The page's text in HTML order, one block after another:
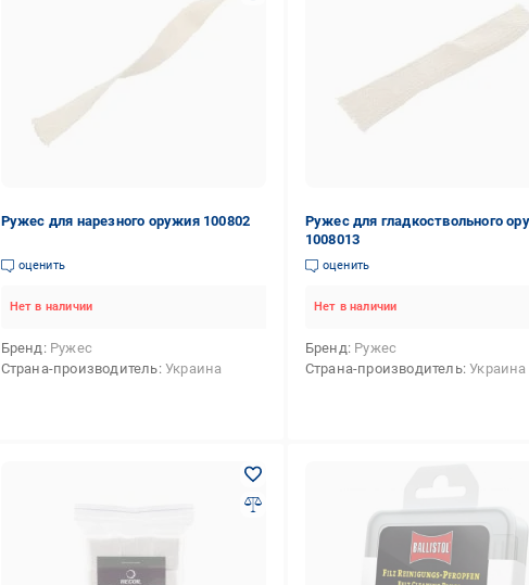
Ружес для нарезного оружия 100802
оценить
Нет в наличии
Бренд Ружес
Страна-производитель Украина
Ружес для гладкоствольного
1008013
оценить
Нет в наличии
Бренд Ружес
Страна-производитель Украина